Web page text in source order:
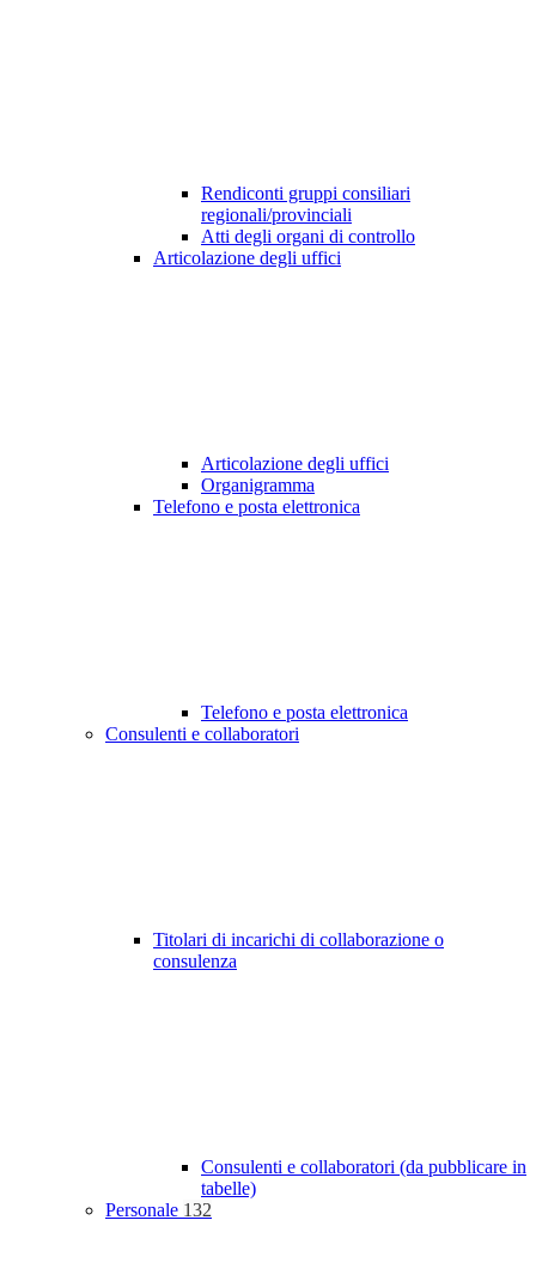
Rendiconti gruppi consiliari
regionali/provinciali
Atti degli organi di controllo
Articolazione degli uffici
Articolazione degli uffici
Organigramma
Telefono e posta elettronica
Telefono e posta elettronica
Consulenti e collaboratori
Titolari di incarichi di collaborazione o
consulenza
Consulenti e collaboratori (da pubblicare in
tabelle)
Personale 132